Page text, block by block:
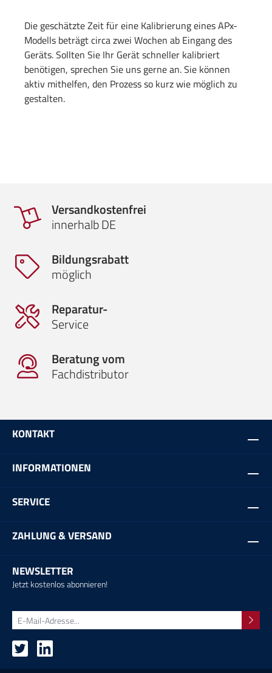
Die geschätzte Zeit für eine Kalibrierung eines APx-
Modells beträgt circa zwei Wochen ab Eingang des
Geräts. Sollten Sie Ihr Gerät schneller kalibriert
benötigen, sprechen Sie uns gerne an. Sie können
aktiv mithelfen, den Prozess so kurz wie möglich zu
gestalten.
Versandkostenfrei
innerhalb DE
Bildungsrabatt
möglich
Reparatur-
Service
Beratung vom
Fachdistributor
KONTAKT
INFORMATIONEN
SERVICE
ZAHLUNG & VERSAND
NEWSLETTER
Jetzt kostenlos abonnieren!